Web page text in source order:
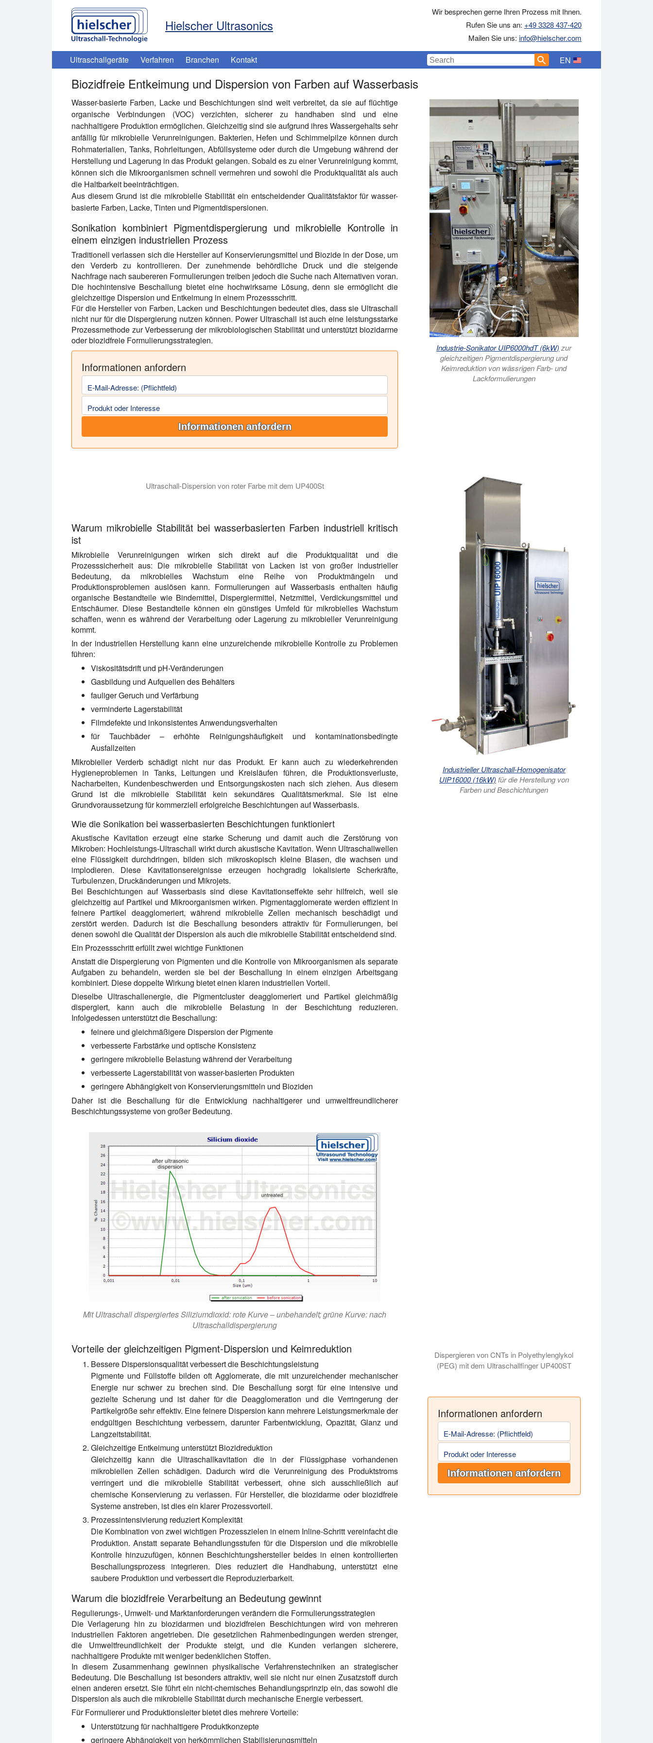
Hielscher Ultrasonics
Wir besprechen gerne Ihren Prozess mit Ihnen.
Rufen Sie uns an: +49 3328 437-420
Mailen Sie uns: info@hielscher.com
Ultraschallgeräte Verfahren Branchen Kontakt EN
Biozidfreie Entkeimung und Dispersion von Farben auf Wasserbasis
Wasser-basierte Farben, Lacke und Beschichtungen sind weit verbreitet, da sie auf flüchtige
organische Verbindungen (VOC) verzichten, sicherer zu handhaben sind und eine
nachhaltigere Produktion ermöglichen. Gleichzeitig sind sie aufgrund ihres Wassergehalts sehr
anfällig für mikrobielle Verunreinigungen. Bakterien, Hefen und Schimmelpilze können durch
Rohmaterialien, Tanks, Rohrleitungen, Abfüllsysteme oder durch die Umgebung während der
Herstellung und Lagerung in das Produkt gelangen. Sobald es zu einer Verunreinigung kommt,
können sich die Mikroorganismen schnell vermehren und sowohl die Produktqualität als auch
die Haltbarkeit beeinträchtigen.
Aus diesem Grund ist die mikrobielle Stabilität ein entscheidender Qualitätsfaktor für wasser-
basierte Farben, Lacke, Tinten und Pigmentdispersionen.
Sonikation kombiniert Pigmentdispergierung und mikrobielle Kontrolle in
einem einzigen industriellen Prozess
Traditionell verlassen sich die Hersteller auf Konservierungsmittel und Biozide in der Dose, um
den Verderb zu kontrollieren. Der zunehmende behördliche Druck und die steigende
Nachfrage nach saubereren Formulierungen treiben jedoch die Suche nach Alternativen voran.
Die hochintensive Beschallung bietet eine hochwirksame Lösung, denn sie ermöglicht die
gleichzeitige Dispersion und Entkeimung in einem Prozessschritt.
Für die Hersteller von Farben, Lacken und Beschichtungen bedeutet dies, dass sie Ultraschall
nicht nur für die Dispergierung nutzen können. Power Ultraschall ist auch eine leistungsstarke
Prozessmethode zur Verbesserung der mikrobiologischen Stabilität und unterstützt biozidarme
oder biozidfreie Formulierungsstrategien.
Informationen anfordern
E-Mail-Adresse: (Pflichtfeld)
Produkt oder Interesse
Informationen anfordern
Industrie-Sonikator UIP6000hdT (6kW) zur
gleichzeitigen Pigmentdispergierung und
Keimreduktion von wässrigen Farb- und
Lackformulierungen
Ultraschall-Dispersion von roter Farbe mit dem UP400St
Das Video zeigt die Ultraschall-Dispergierung von roten Farbpigmenten mit dem UP400St und einer S24d 22mm-Sonde.
Warum mikrobielle Stabilität bei wasserbasierten Farben industriell kritisch
ist
Mikrobielle Verunreinigungen wirken sich direkt auf die Produktqualität und die
Prozesssicherheit aus: Die mikrobielle Stabilität von Lacken ist von großer industrieller
Bedeutung, da mikrobielles Wachstum eine Reihe von Produktmängeln und
Produktionsproblemen auslösen kann. Formulierungen auf Wasserbasis enthalten häufig
organische Bestandteile wie Bindemittel, Dispergiermittel, Netzmittel, Verdickungsmittel und
Entschäumer. Diese Bestandteile können ein günstiges Umfeld für mikrobielles Wachstum
schaffen, wenn es während der Verarbeitung oder Lagerung zu mikrobieller Verunreinigung
kommt.
In der industriellen Herstellung kann eine unzureichende mikrobielle Kontrolle zu Problemen
führen:
Viskositätsdrift und pH-Veränderungen
Gasbildung und Aufquellen des Behälters
fauliger Geruch und Verfärbung
verminderte Lagerstabilität
Filmdefekte und inkonsistentes Anwendungsverhalten
für Tauchbäder – erhöhte Reinigungshäufigkeit und kontaminationsbedingte
Ausfallzeiten
Mikrobieller Verderb schädigt nicht nur das Produkt. Er kann auch zu wiederkehrenden
Hygieneproblemen in Tanks, Leitungen und Kreisläufen führen, die Produktionsverluste,
Nacharbeiten, Kundenbeschwerden und Entsorgungskosten nach sich ziehen. Aus diesem
Grund ist die mikrobielle Stabilität kein sekundäres Qualitätsmerkmal. Sie ist eine
Grundvoraussetzung für kommerziell erfolgreiche Beschichtungen auf Wasserbasis.
Wie die Sonikation bei wasserbasierten Beschichtungen funktioniert
Akustische Kavitation erzeugt eine starke Scherung und damit auch die Zerstörung von
Mikroben: Hochleistungs-Ultraschall wirkt durch akustische Kavitation. Wenn Ultraschallwellen
eine Flüssigkeit durchdringen, bilden sich mikroskopisch kleine Blasen, die wachsen und
implodieren. Diese Kavitationsereignisse erzeugen hochgradig lokalisierte Scherkräfte,
Turbulenzen, Druckänderungen und Mikrojets.
Bei Beschichtungen auf Wasserbasis sind diese Kavitationseffekte sehr hilfreich, weil sie
gleichzeitig auf Partikel und Mikroorganismen wirken. Pigmentagglomerate werden effizient in
feinere Partikel deagglomeriert, während mikrobielle Zellen mechanisch beschädigt und
zerstört werden. Dadurch ist die Beschallung besonders attraktiv für Formulierungen, bei
denen sowohl die Qualität der Dispersion als auch die mikrobielle Stabilität entscheidend sind.
Ein Prozessschritt erfüllt zwei wichtige Funktionen
Anstatt die Dispergierung von Pigmenten und die Kontrolle von Mikroorganismen als separate
Aufgaben zu behandeln, werden sie bei der Beschallung in einem einzigen Arbeitsgang
kombiniert. Diese doppelte Wirkung bietet einen klaren industriellen Vorteil.
Dieselbe Ultraschallenergie, die Pigmentcluster deagglomeriert und Partikel gleichmäßig
dispergiert, kann auch die mikrobielle Belastung in der Beschichtung reduzieren.
Infolgedessen unterstützt die Beschallung:
feinere und gleichmäßigere Dispersion der Pigmente
verbesserte Farbstärke und optische Konsistenz
geringere mikrobielle Belastung während der Verarbeitung
verbesserte Lagerstabilität von wasser-basierten Produkten
geringere Abhängigkeit von Konservierungsmitteln und Bioziden
Daher ist die Beschallung für die Entwicklung nachhaltigerer und umweltfreundlicherer
Beschichtungssysteme von großer Bedeutung.
Mit Ultraschall dispergiertes Siliziumdioxid: rote Kurve – unbehandelt; grüne Kurve: nach
Ultraschalldispergierung
Industrieller Ultraschall-Homogenisator
UIP16000 (16kW) für die Herstellung von
Farben und Beschichtungen
Vorteile der gleichzeitigen Pigment-Dispersion und Keimreduktion
Bessere Dispersionsqualität verbessert die Beschichtungsleistung
Pigmente und Füllstoffe bilden oft Agglomerate, die mit unzureichender mechanischer
Energie nur schwer zu brechen sind. Die Beschallung sorgt für eine intensive und
gezielte Scherung und ist daher für die Deagglomeration und die Verringerung der
Partikelgröße sehr effektiv. Eine feinere Dispersion kann mehrere Leistungsmerkmale der
endgültigen Beschichtung verbessern, darunter Farbentwicklung, Opazität, Glanz und
Langzeitstabilität.
Gleichzeitige Entkeimung unterstützt Biozidreduktion
Gleichzeitig kann die Ultraschallkavitation die in der Flüssigphase vorhandenen
mikrobiellen Zellen schädigen. Dadurch wird die Verunreinigung des Produktstroms
verringert und die mikrobielle Stabilität verbessert, ohne sich ausschließlich auf
chemische Konservierung zu verlassen. Für Hersteller, die biozidarme oder biozidfreie
Systeme anstreben, ist dies ein klarer Prozessvorteil.
Prozessintensivierung reduziert Komplexität
Die Kombination von zwei wichtigen Prozesszielen in einem Inline-Schritt vereinfacht die
Produktion. Anstatt separate Behandlungsstufen für die Dispersion und die mikrobielle
Kontrolle hinzuzufügen, können Beschichtungshersteller beides in einen kontrollierten
Beschallungsprozess integrieren. Dies reduziert die Handhabung, unterstützt eine
saubere Produktion und verbessert die Reproduzierbarkeit.
Warum die biozidfreie Verarbeitung an Bedeutung gewinnt
Regulierungs-, Umwelt- und Marktanforderungen verändern die Formulierungsstrategien
Die Verlagerung hin zu biozidarmen und biozidfreien Beschichtungen wird von mehreren
industriellen Faktoren angetrieben. Die gesetzlichen Rahmenbedingungen werden strenger,
die Umweltfreundlichkeit der Produkte steigt, und die Kunden verlangen sicherere,
nachhaltigere Produkte mit weniger bedenklichen Stoffen.
In diesem Zusammenhang gewinnen physikalische Verfahrenstechniken an strategischer
Bedeutung. Die Beschallung ist besonders attraktiv, weil sie nicht nur einen Zusatzstoff durch
einen anderen ersetzt. Sie führt ein nicht-chemisches Behandlungsprinzip ein, das sowohl die
Dispersion als auch die mikrobielle Stabilität durch mechanische Energie verbessert.
Für Formulierer und Produktionsleiter bietet dies mehrere Vorteile:
Unterstützung für nachhaltigere Produktkonzepte
geringere Abhängigkeit von herkömmlichen Stabilisierungsmitteln
Dispergieren von CNTs in Polyethylenglykol
(PEG) mit dem Ultraschallfinger UP400ST
Informationen anfordern
E-Mail-Adresse: (Pflichtfeld)
Produkt oder Interesse
Informationen anfordern